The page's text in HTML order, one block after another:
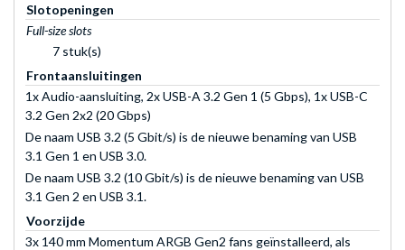
Slotopeningen
Full-size slots
7 stuk(s)
Frontaansluitingen
1x Audio-aansluiting, 2x USB-A 3.2 Gen 1 (5 Gbps), 1x USB-C
3.2 Gen 2x2 (20 Gbps)
De naam USB 3.2 (5 Gbit/s) is de nieuwe benaming van USB
3.1 Gen 1 en USB 3.0.
De naam USB 3.2 (10 Gbit/s) is de nieuwe benaming van USB
3.1 Gen 2 en USB 3.1.
Voorzijde
3x 140 mm Momentum ARGB Gen2 fans geïnstalleerd, als